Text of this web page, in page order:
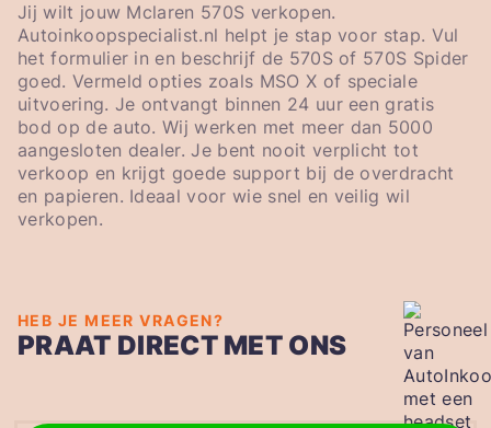
Jij wilt jouw Mclaren 570S verkopen.
Autoinkoopspecialist.nl helpt je stap voor stap. Vul
het formulier in en beschrijf de 570S of 570S Spider
goed. Vermeld opties zoals MSO X of speciale
uitvoering. Je ontvangt binnen 24 uur een gratis
bod op de auto. Wij werken met meer dan 5000
aangesloten dealer. Je bent nooit verplicht tot
verkoop en krijgt goede support bij de overdracht
en papieren. Ideaal voor wie snel en veilig wil
verkopen.
HEB JE MEER VRAGEN?
PRAAT DIRECT MET ONS